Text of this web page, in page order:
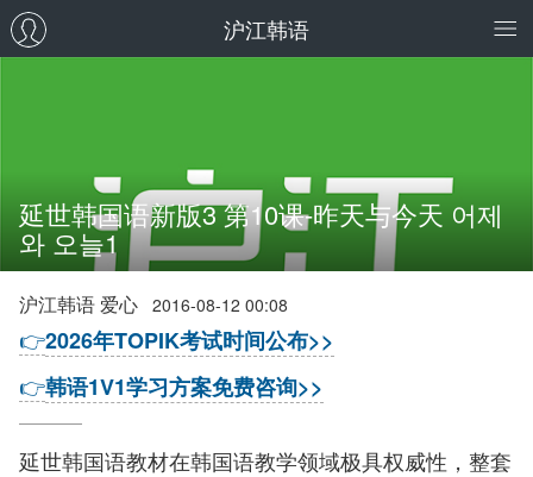
沪江韩语
延世韩国语新版3 第10课-昨天与今天 어제
와 오늘1
沪江韩语 爱心 2016-08-12 00:08
👉2026年TOPIK考试时间公布>>
👉韩语1V1学习方案免费咨询>>
延世韩国语教材在韩国语教学领域极具权威性，整套